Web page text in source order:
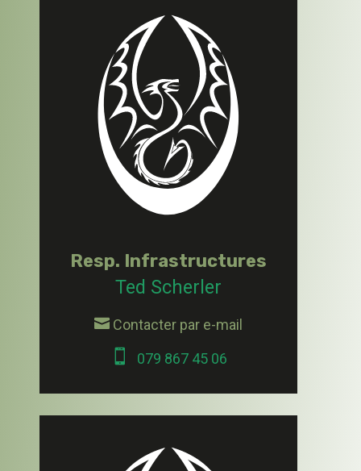
Resp. Infrastructures
Ted Scherler
 Contacter par e-mail
 079 867 45 06